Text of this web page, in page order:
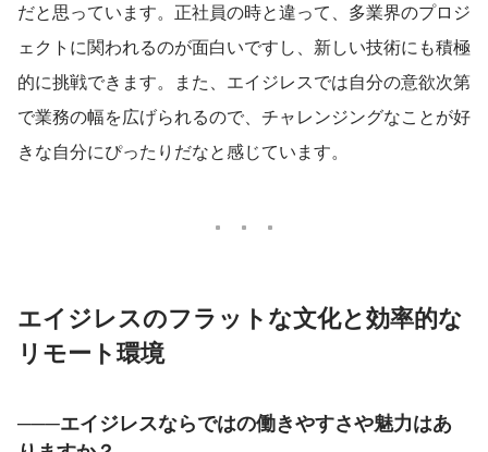
だと思っています。正社員の時と違って、多業界のプロジ
ェクトに関われるのが面白いですし、新しい技術にも積極
的に挑戦できます。また、エイジレスでは自分の意欲次第
で業務の幅を広げられるので、チャレンジングなことが好
きな自分にぴったりだなと感じています。
エイジレスのフラットな文化と効率的な
リモート環境
───エイジレスならではの働きやすさや魅力はあ